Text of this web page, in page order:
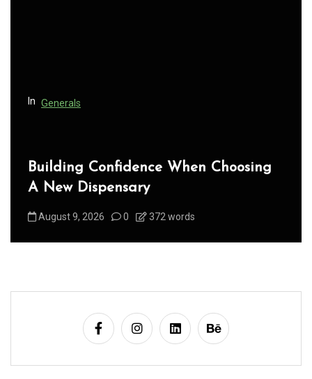
In Generals
Building Confidence When Choosing
A New Dispensary
August 9, 2026 0 372 words